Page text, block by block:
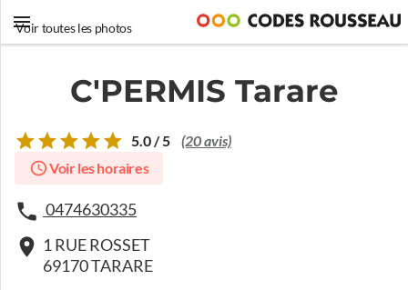
Voir toutes les photos
C'PERMIS Tarare
5.0 / 5 (20 avis)
Voir les horaires
0474630335
1 RUE ROSSET
69170 TARARE